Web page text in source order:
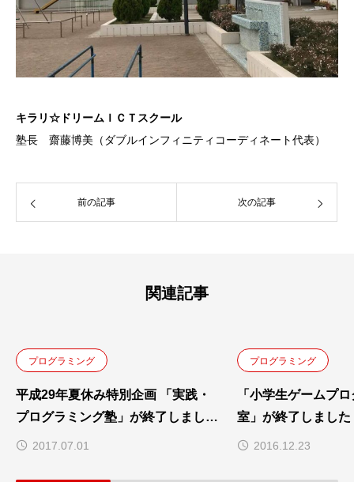
キラリ☆ドリームＩＣＴスクール
塾長 齋藤博美（ダブルインフィニティコーディネート代表）
前の記事 次の記事
関連記事
プログラミング
平成29年夏休み特別企画 「実践・
プログラミング塾」が終了しました
（東根市）
2017.07.01
プログラミング
「小学生ゲームプ
室」が終了しまし
専門校）
2016.12.23